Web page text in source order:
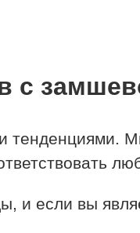
с
и если вы